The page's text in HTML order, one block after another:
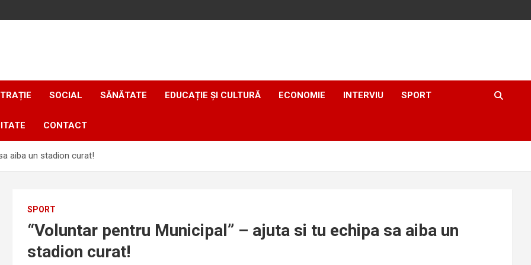
SOCIAL SĂNĂTATE EDUCAȚIE ȘI CULTURĂ ECONOMIE INTERVIU SPORT
CONTACT
aiba un stadion curat!
SPORT
“Voluntar pentru Municipal” – ajuta si tu echipa sa aiba un
stadion curat!